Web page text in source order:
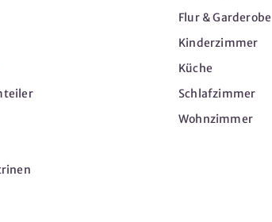
Flur & Garderobe
Kinderzimmer
Küche
Schlafzimmer
Wohnzimmer